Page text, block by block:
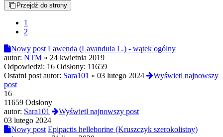
Przejdź do strony
1
2
Nowy post Lawenda (Lavandula L.) - wątek ogólny
autor: NTM » 24 kwietnia 2019
Odpowiedzi: 16 Odsłony: 11659
Ostatni post autor: Sara101 « 03 lutego 2024
Wyświetl najnowszy
post
16
11659 Odsłony
autor: Sara101
Wyświetl najnowszy post
03 lutego 2024
Nowy post Epipactis helleborine (Kruszczyk szerokolistny)